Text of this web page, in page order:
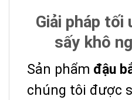
Giải pháp tối
sấy khô
Sản phẩm đậu
chúng tôi được